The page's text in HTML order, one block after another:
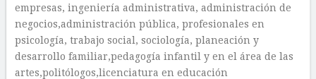
empresas, ingeniería administrativa, administración de
negocios,administración pública, profesionales en
psicología, trabajo social, sociología, planeación y
desarrollo familiar,pedagogía infantil y en el área de las
artes,politólogos,licenciatura en educación